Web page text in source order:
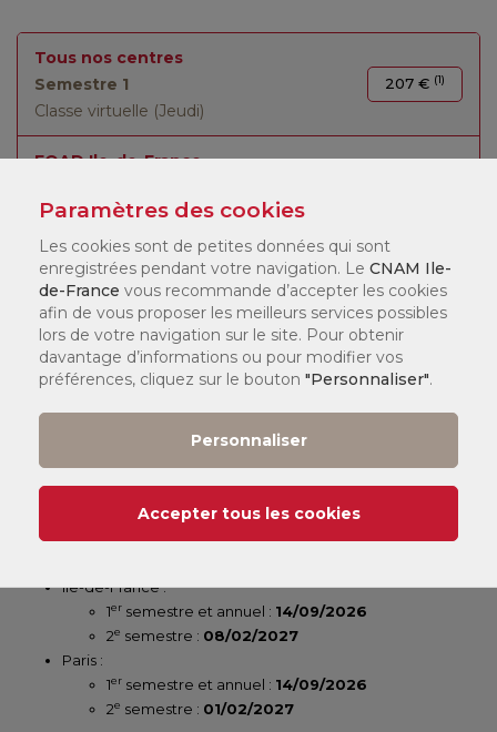
Tous nos centres
Semestre 1
Classe virtuelle (Jeudi)
207 € (1)
FOAD Ile-de-France
Cours hors région
LÉGENDE :
Tarif (1)
Vous pouvez consulter nos tarifs
Selon votre statut, il existe différents dispositifs de financement
qui peuvent financer jusqu'à 100 % de votre formation. Nos
chargés de formation en centre vous accompagneront pour
constituer votre dossier.
Île-de-France :
1er semestre et annuel : 14/09/2026
2e semestre : 08/02/2027
Paris :
1er semestre et annuel : 14/09/2026
2e semestre : 01/02/2027
Paramètres des cookies
Les cookies sont de petites données qui sont
enregistrées pendant votre navigation. Le CNAM Ile-
de-France vous recommande d’accepter les cookies
afin de vous proposer les meilleurs services possibles
lors de votre navigation sur le site. Pour obtenir
davantage d’informations ou pour modifier vos
préférences, cliquez sur le bouton "Personnaliser".
Personnaliser
Accepter tous les cookies